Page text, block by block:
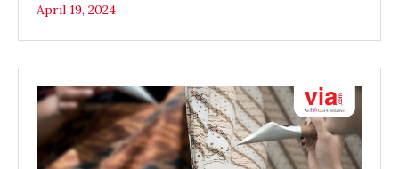
April 19, 2024